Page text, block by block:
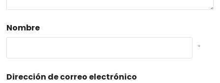
Nombre
*
Dirección de correo electrónico